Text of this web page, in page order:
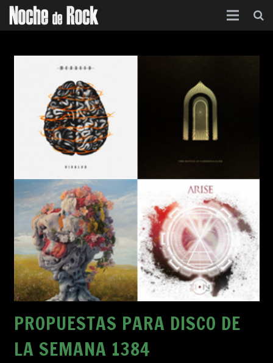
Acerca de
PROPUESTAS PARA DISCO DE
LA SEMANA 1384